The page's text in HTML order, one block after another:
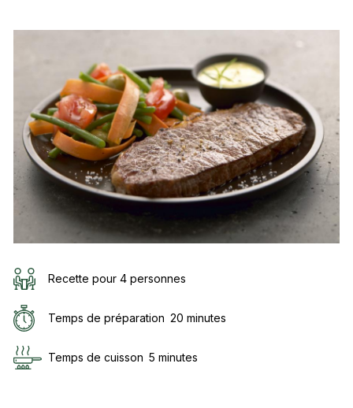
Recette pour 4 personnes
Temps de préparation 20 minutes
Temps de cuisson 5 minutes